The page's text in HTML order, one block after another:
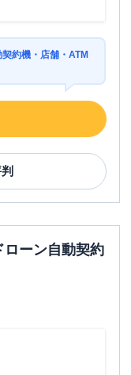
コーナー
約機・店舗・ATM
ローン自動契約